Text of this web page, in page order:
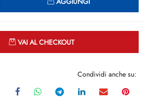
VAI AL CHECKOUT
Condividi anche su: